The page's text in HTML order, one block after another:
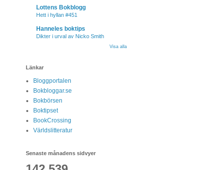
Lottens Bokblogg
Hett i hyllan #451
Hanneles boktips
Dikter i urval av Nicko Smith
Visa alla
Länkar
Bloggportalen
Bokbloggar.se
Bokbörsen
Boktipset
BookCrossing
Världslitteratur
Senaste månadens sidvyer